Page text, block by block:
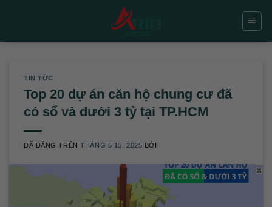
TIN TỨC
Top 20 dự án căn hộ chung cư đã
có sổ và dưới 3 tỷ tại TP.HCM
ĐÃ ĐĂNG TRÊNTHÁNG 5 15, 2025 BỞI